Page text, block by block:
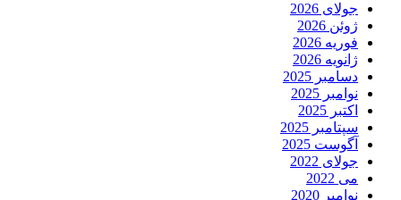
جولای 2026
ژوئن 2026
فوریه 2026
ژانویه 2026
دسامبر 2025
نوامبر 2025
اکتبر 2025
سپتامبر 2025
آگوست 2025
جولای 2022
می 2022
نوامبر 2020